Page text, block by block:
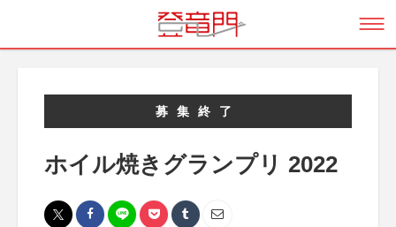
募集終了
ホイル焼きグランプリ 2022